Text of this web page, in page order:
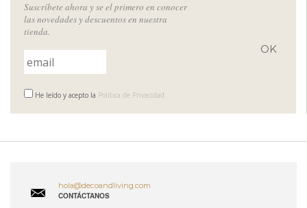
Suscríbete ahora y se el primero en conocer
las novedades y descuentos en nuestra
tienda.
He leído y acepto la Política de Privacidad
hola@decoandliving.com
CONTÁCTANOS